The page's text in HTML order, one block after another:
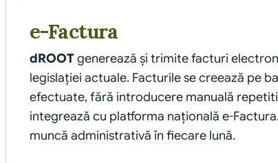
e-Factura
dROOT generează și trimite facturi
legislației actuale. Facturile se creează pe
efectuate, fără introducere manuală
integrează cu platforma națională e-
muncă administrativă în fiecare lună.